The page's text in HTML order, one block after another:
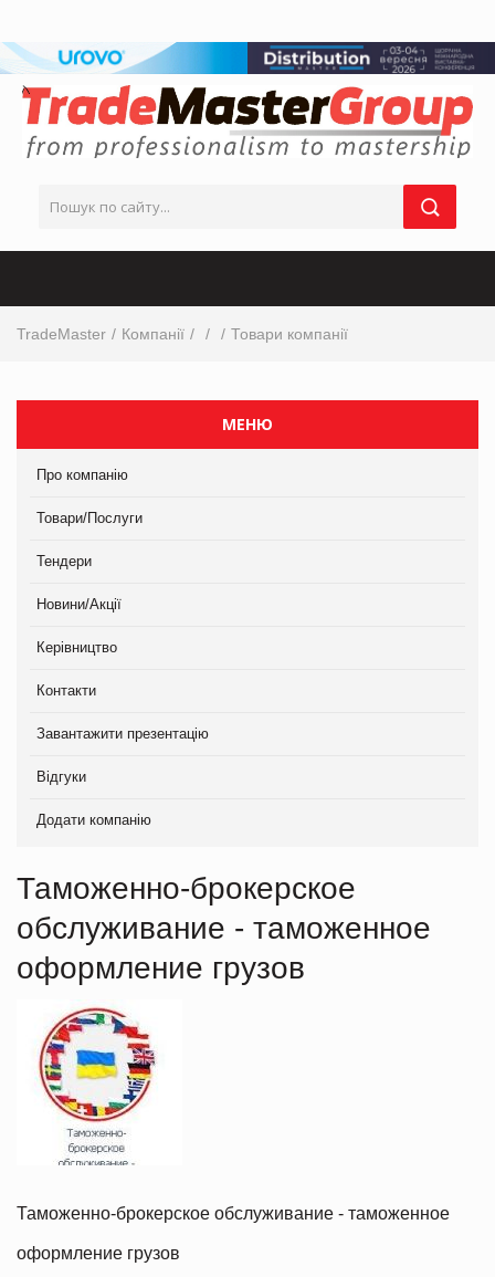
TradeMaster Компанії Товари компанії
МЕНЮ
Про компанію
Товари/Послуги
Тендери
Новини/Акції
Керівництво
Контакти
Завантажити презентацію
Відгуки
Додати компанію
Таможенно-брокерское
обслуживание - таможенное
оформление грузов
Таможенно-брокерское обслуживание - таможенное
оформление грузов